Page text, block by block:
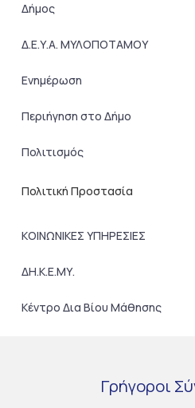
Δήμος
Δ.Ε.Υ.Α. ΜΥΛΟΠΟΤΑΜΟΥ
Ενημέρωση
Περιήγηση στο Δήμο
Πολιτισμός
Πολιτική Προστασία
ΚΟΙΝΩΝΙΚΕΣ ΥΠΗΡΕΣΙΕΣ
ΔΗ.Κ.Ε.ΜΥ.
Κέντρο Δια Βίου Μάθησης
Γρήγοροι